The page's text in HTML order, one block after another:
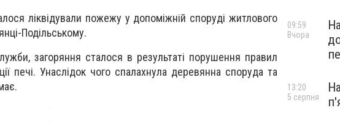
ліквідували пожежу у допоміжній споруді житлового
Подільському.
загоряння сталося в результаті порушення правил
печі. Унаслідок чого спалахнула деревянна споруда та
09:59
Вчора
13:20
5 серпня